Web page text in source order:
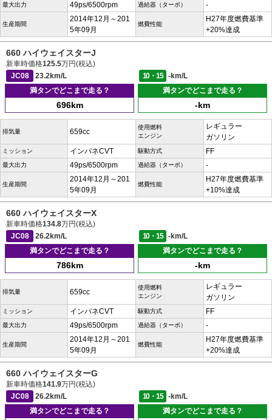
最大出力 49ps/6500rpm 過給器（ターボ） -
生産期間
2014年12月～201
5年09月
燃費性能
H27年度燃費基準
+20%達成
660 ハイウェイスターJ
新車時価格125.5万円(税込)
JC08
23.2km/L 10・15
-km/L
満タンでどこまで走る？
696km
満タンでどこまで走る？
-km
排気量 659cc
使用燃料
エンジン
レギュラー
ガソリン
ミッション インパネCVT 駆動方式 FF
最大出力 49ps/6500rpm 過給器（ターボ） -
生産期間
2014年12月～201
5年09月
燃費性能
H27年度燃費基準
+10%達成
660 ハイウェイスターX
新車時価格134.8万円(税込)
JC08
26.2km/L 10・15
-km/L
満タンでどこまで走る？
786km
満タンでどこまで走る？
-km
排気量 659cc
使用燃料
エンジン
レギュラー
ガソリン
ミッション インパネCVT 駆動方式 FF
最大出力 49ps/6500rpm 過給器（ターボ） -
生産期間
2014年12月～201
5年09月
燃費性能
H27年度燃費基準
+20%達成
660 ハイウェイスターG
新車時価格141.9万円(税込)
JC08
26.2km/L 10・15
-km/L
満タンでどこまで走る？
満タンでどこまで走る？